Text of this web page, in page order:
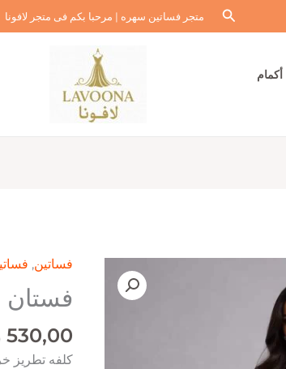
البحثمتجر فساتين سهره | مرحبا بكم فى متجر لافونا
فساتين,
فستان
530,00
كلفه تطريز